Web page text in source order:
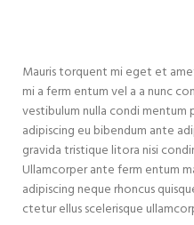
Mauris torquent mi eget et
mi a ferm entum vel a a nunc
vestibulum nulla condi mentum
adipiscing eu bibendum ante
gravida tristique litora nisi
Ullamcorper ante ferm entum
adipiscing neque rhoncus
ctetur ellus scelerisque